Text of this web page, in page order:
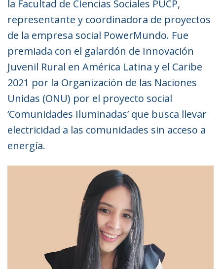
la Facultad de CIencias Sociales PUCP,
representante y coordinadora de proyectos
de la empresa social PowerMundo. Fue
premiada con el galardón de Innovación
Juvenil Rural en América Latina y el Caribe
2021 por la Organización de las Naciones
Unidas (ONU) por el proyecto social
‘Comunidades Iluminadas’ que busca llevar
electricidad a las comunidades sin acceso a
energía.